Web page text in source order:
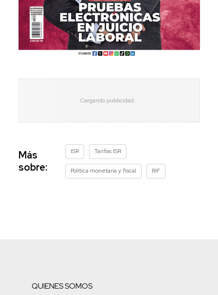
Más
sobre:
ISR Tarifas ISR
Política monetaria y fiscal RIF
QUIENES SOMOS